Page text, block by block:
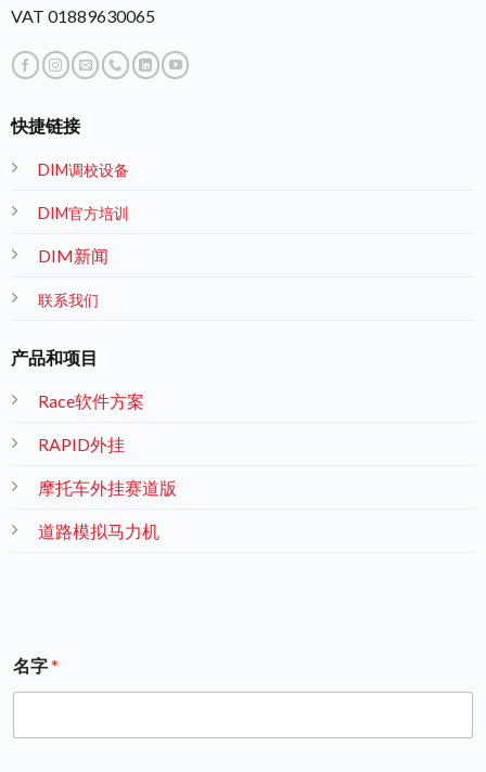
VAT 01889630065
快捷链接
DIM调校设备
DIM官方培训
DIM新闻
联系我们
产品和项目
Race软件方案
RAPID外挂
摩托车外挂赛道版
道路模拟马力机
名字*